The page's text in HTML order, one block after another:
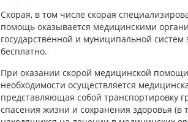
Скорая, в том числе скорая
помощь оказывается медицинскими
государственной и муниципальной систем
бесплатно.
При оказании скорой медицинской
необходимости осуществляется
представляющая собой транспортировку
спасения жизни и сохранения здоровья (в